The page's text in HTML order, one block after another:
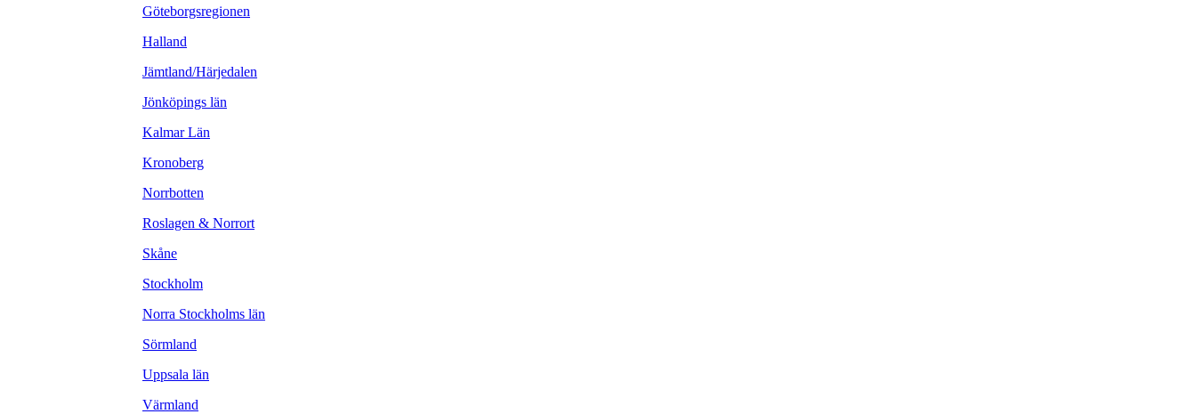
Göteborgsregionen
Halland
Jämtland/Härjedalen
Jönköpings län
Kalmar Län
Kronoberg
Norrbotten
Roslagen & Norrort
Skåne
Stockholm
Norra Stockholms län
Sörmland
Uppsala län
Värmland